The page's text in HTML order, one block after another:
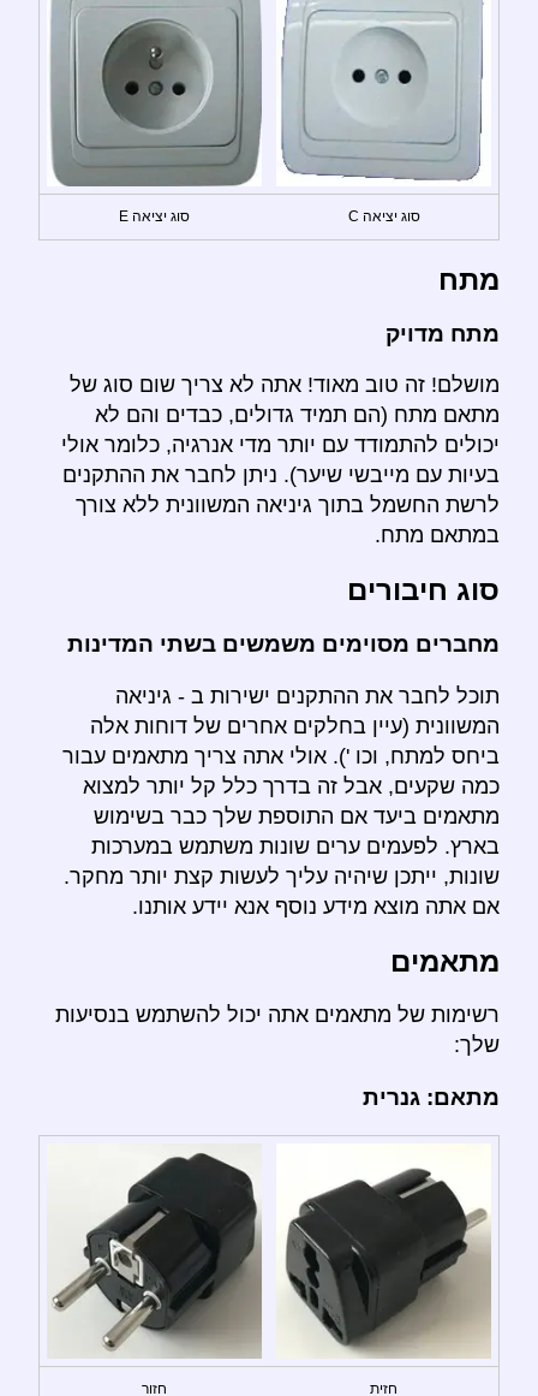
סוג יציאה C סוג יציאה E
מתח
מתח מדויק
מושלם! זה טוב מאוד! אתה לא צריך שום סוג של
מתאם מתח (הם תמיד גדולים, כבדים והם לא
יכולים להתמודד עם יותר מדי אנרגיה, כלומר אולי
בעיות עם מייבשי שיער). ניתן לחבר את ההתקנים
לרשת החשמל בתוך גיניאה המשוונית ללא צורך
במתאם מתח.
סוג חיבורים
מחברים מסוימים משמשים בשתי המדינות
תוכל לחבר את ההתקנים ישירות ב - גיניאה
המשוונית (עיין בחלקים אחרים של דוחות אלה
ביחס למתח, וכו '). אולי אתה צריך מתאמים עבור
כמה שקעים, אבל זה בדרך כלל קל יותר למצוא
מתאמים ביעד אם התוספת שלך כבר בשימוש
בארץ. לפעמים ערים שונות משתמש במערכות
שונות, ייתכן שיהיה עליך לעשות קצת יותר מחקר.
אם אתה מוצא מידע נוסף אנא יידע אותנו.
מתאמים
רשימות של מתאמים אתה יכול להשתמש בנסיעות
שלך:
מתאם: גנרית
חזית חזור